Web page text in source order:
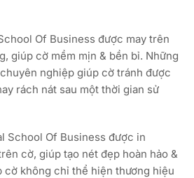
Of Business được may trên
giúp cờ mềm mịn & bền bỉ. Những
nghiệp giúp cờ tránh được
rách nát sau một thời gian sử
School Of Business được in
cờ, giúp tạo nét đẹp hoàn hảo &
cờ không chỉ thể hiện thương hiệu